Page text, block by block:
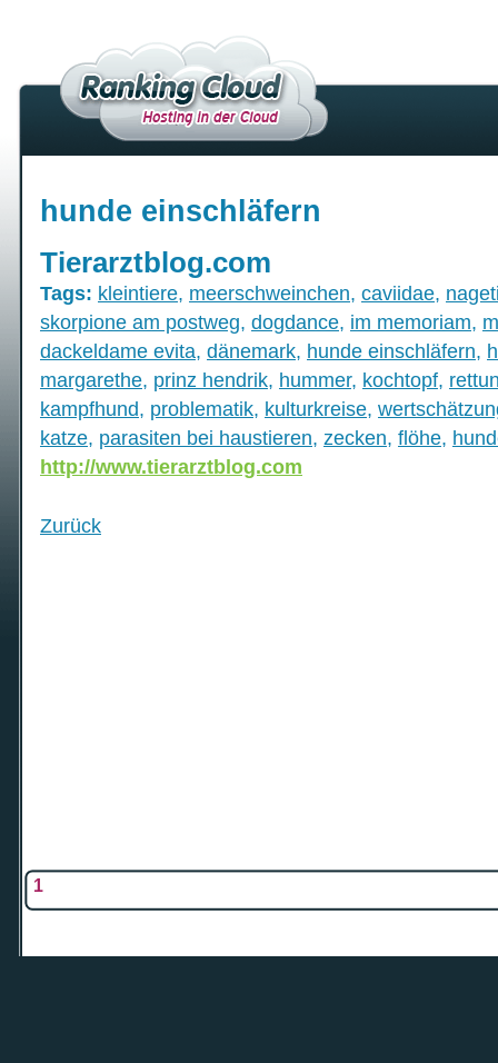
hunde einschläfern
Tierarztblog.com
Tags: kleintiere, meerschweinchen, caviidae,
skorpione am postweg, dogdance, im memoriam,
dackeldame evita, dänemark, hunde einschläfern,
margarethe, prinz hendrik, hummer, kochtopf,
kampfhund, problematik, kulturkreise,
katze, parasiten bei haustieren, zecken, flöhe,
http://www.tierarztblog.com
Zurück
1